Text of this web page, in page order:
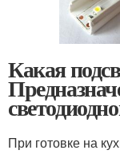
Какая
При готовке на